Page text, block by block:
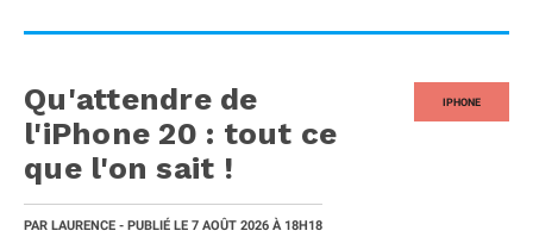
IPHONE
Qu'attendre de
l'iPhone 20 : tout ce
que l'on sait !
PAR LAURENCE - PUBLIÉ LE 7 AOÛT 2026 À 18H18